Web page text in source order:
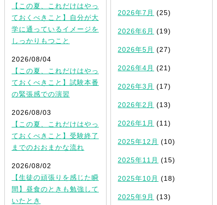
【この夏、これだけはやっ
ておくべきこと】自分が大
学に通っているイメージを
しっかりもつこと
2026/08/04
【この夏、これだけはやっ
ておくべきこと】試験本番
の緊張感での演習
2026/08/03
【この夏、これだけはやっ
ておくべきこと】受験終了
までのおおまかな流れ
2026/08/02
【生徒の頑張りを感じた瞬
間】昼食のときも勉強して
いたとき
2026年7月 (25)
2026年6月 (19)
2026年5月 (27)
2026年4月 (21)
2026年3月 (17)
2026年2月 (13)
2026年1月 (11)
2025年12月 (10)
2025年11月 (15)
2025年10月 (18)
2025年9月 (13)